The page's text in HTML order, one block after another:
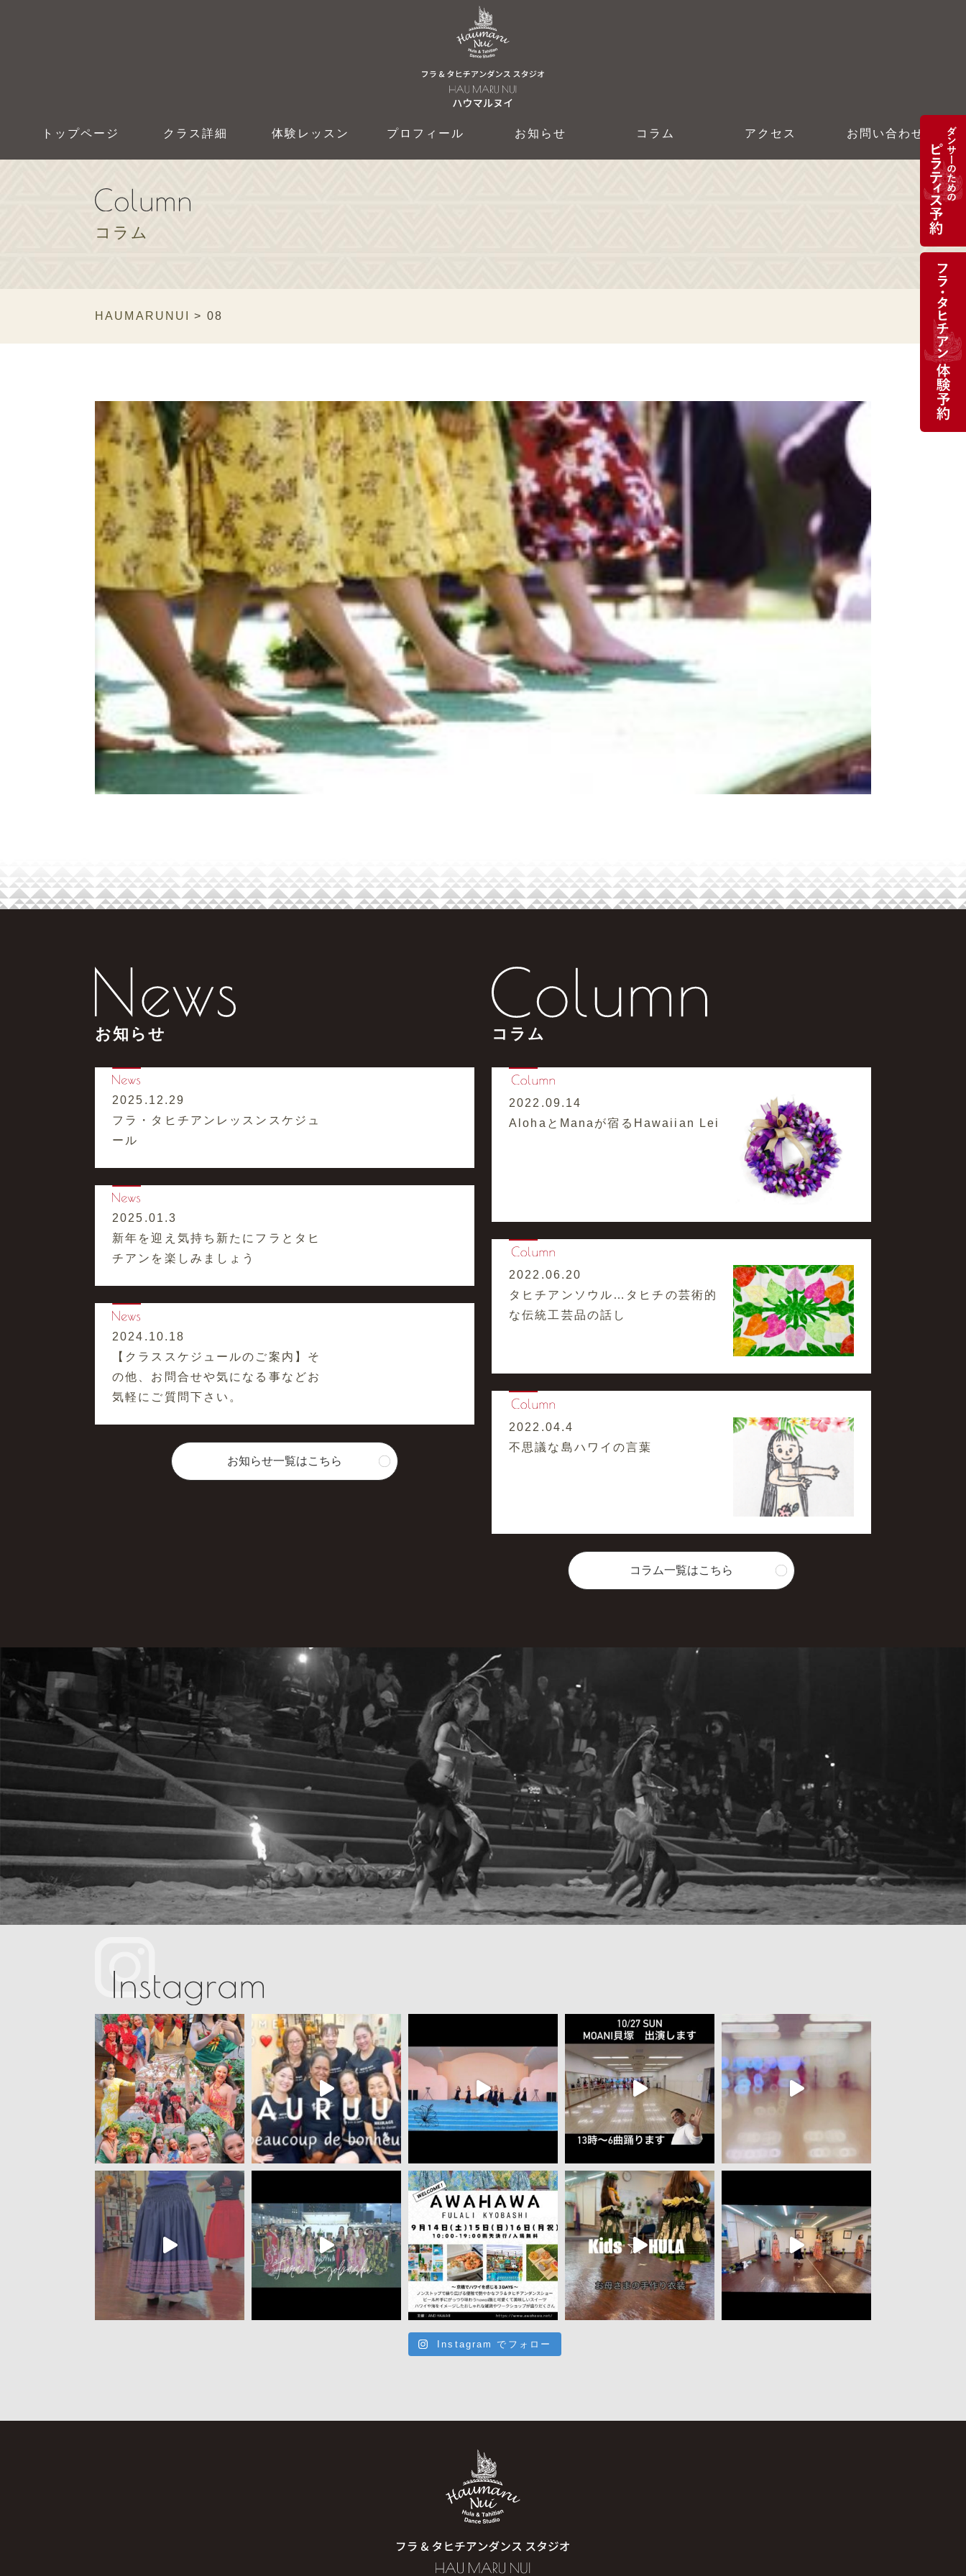
トップページ クラス詳細 体験レッスン プロフィール お知らせ コラム アクセス お問い合わせ
コラム
HAUMARUNUI > 08
お知らせ
2025.12.29
フラ・タヒチアンレッスンスケジュ
ール
2025.01.3
新年を迎え気持ち新たにフラとタヒ
チアンを楽しみましょう
2024.10.18
【クラススケジュールのご案内】そ
の他、お問合せや気になる事などお
気軽にご質問下さい。
お知らせ一覧はこちら
コラム
2022.09.14
AlohaとManaが宿るHawaiian Lei
2022.06.20
タヒチアンソウル…タヒチの芸術的
な伝統工芸品の話し
2022.04.4
不思議な島ハワイの言葉
コラム一覧はこちら
Instagram でフォロー